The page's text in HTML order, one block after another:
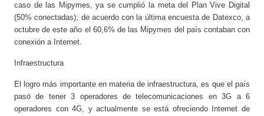
caso de las Mipymes, ya se cumplió la meta del Plan Vive Digital
(50% conectadas); de acuerdo con la última encuesta de Datexco, a
octubre de este año el 60,6% de las Mipymes del país contaban con
conexión a Internet.
Infraestructura
El logro más importante en materia de infraestructura, es que el país
pasó de tener 3 operadores de telecomunicaciones en 3G a 6
operadores con 4G, y actualmente se está ofreciendo Internet de